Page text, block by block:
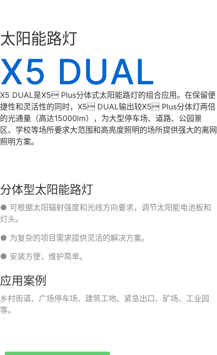
太阳能路灯
X5 DUAL
X5 DUAL是X5 Plus分体式太阳能路灯的组合应⽤。在保留便
捷性和灵活性的同时，X5 DUAL输出较X5 Plus分体灯两倍
的光通量（⾼达15000lm），为⼤型停⻋场、道路、公园景
区、学校等场所要求⼤范围和⾼亮度照明的场所提供强⼤的离⽹
照明⽅案。
分体型太阳能路灯
● 可根据太阳辐射强度和光线方向要求，调节太阳能电池板和
灯头。
● 为复杂的项目需求提供灵活的解决方案。
● 安装方便，维护简单。
应用案例
乡村街道、广场停车场、建筑工地、紧急出口、矿场、工业园
等。